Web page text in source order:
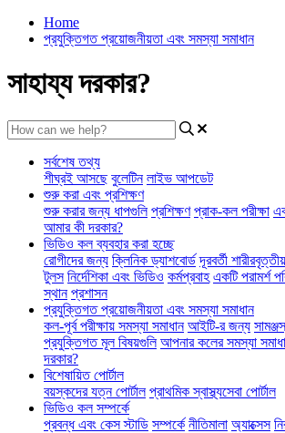
Home
প্রযুক্তিগত প্রয়োজনীয়তা এবং সমস্যা সমাধান
সাহায্য দরকার?
সর্বশেষ তথ্য
শীঘ্রই আসছে বুলেটিন লাইভ আপডেট
শুরু করা এবং প্রশিক্ষণ
শুরু করার জন্য ধাপগুলি প্রশিক্ষণ প্রাক-কল পরীক্ষা
আমার কী দরকার?
ভিডিও কল ব্যবহার করা হচ্ছে
রোগীদের জন্য ক্লিনিক ড্যাশবোর্ড দূরবর্তী
টুলস নির্দেশিকা এবং ভিডিও কর্মপ্রবাহ একটি পরামর্শ
স্থান প্রশাসন
প্রযুক্তিগত প্রয়োজনীয়তা এবং সমস্যা সমাধান
কল-পূর্ব পরীক্ষায় সমস্যা সমাধান আইটি-র জন্য
প্রযুক্তিগত মূল বিষয়গুলি আপনার কলের সমস্যা
দরকার?
বিশেষায়িত পোর্টাল
বয়স্কদের যত্ন পোর্টাল প্রাথমিক স্বাস্থ্যসেবা পোর্টাল
ভিডিও কল সম্পর্কে
প্রবন্ধ এবং কেস স্টাডি সম্পর্কে নীতিমালা অ্যাক্সেস